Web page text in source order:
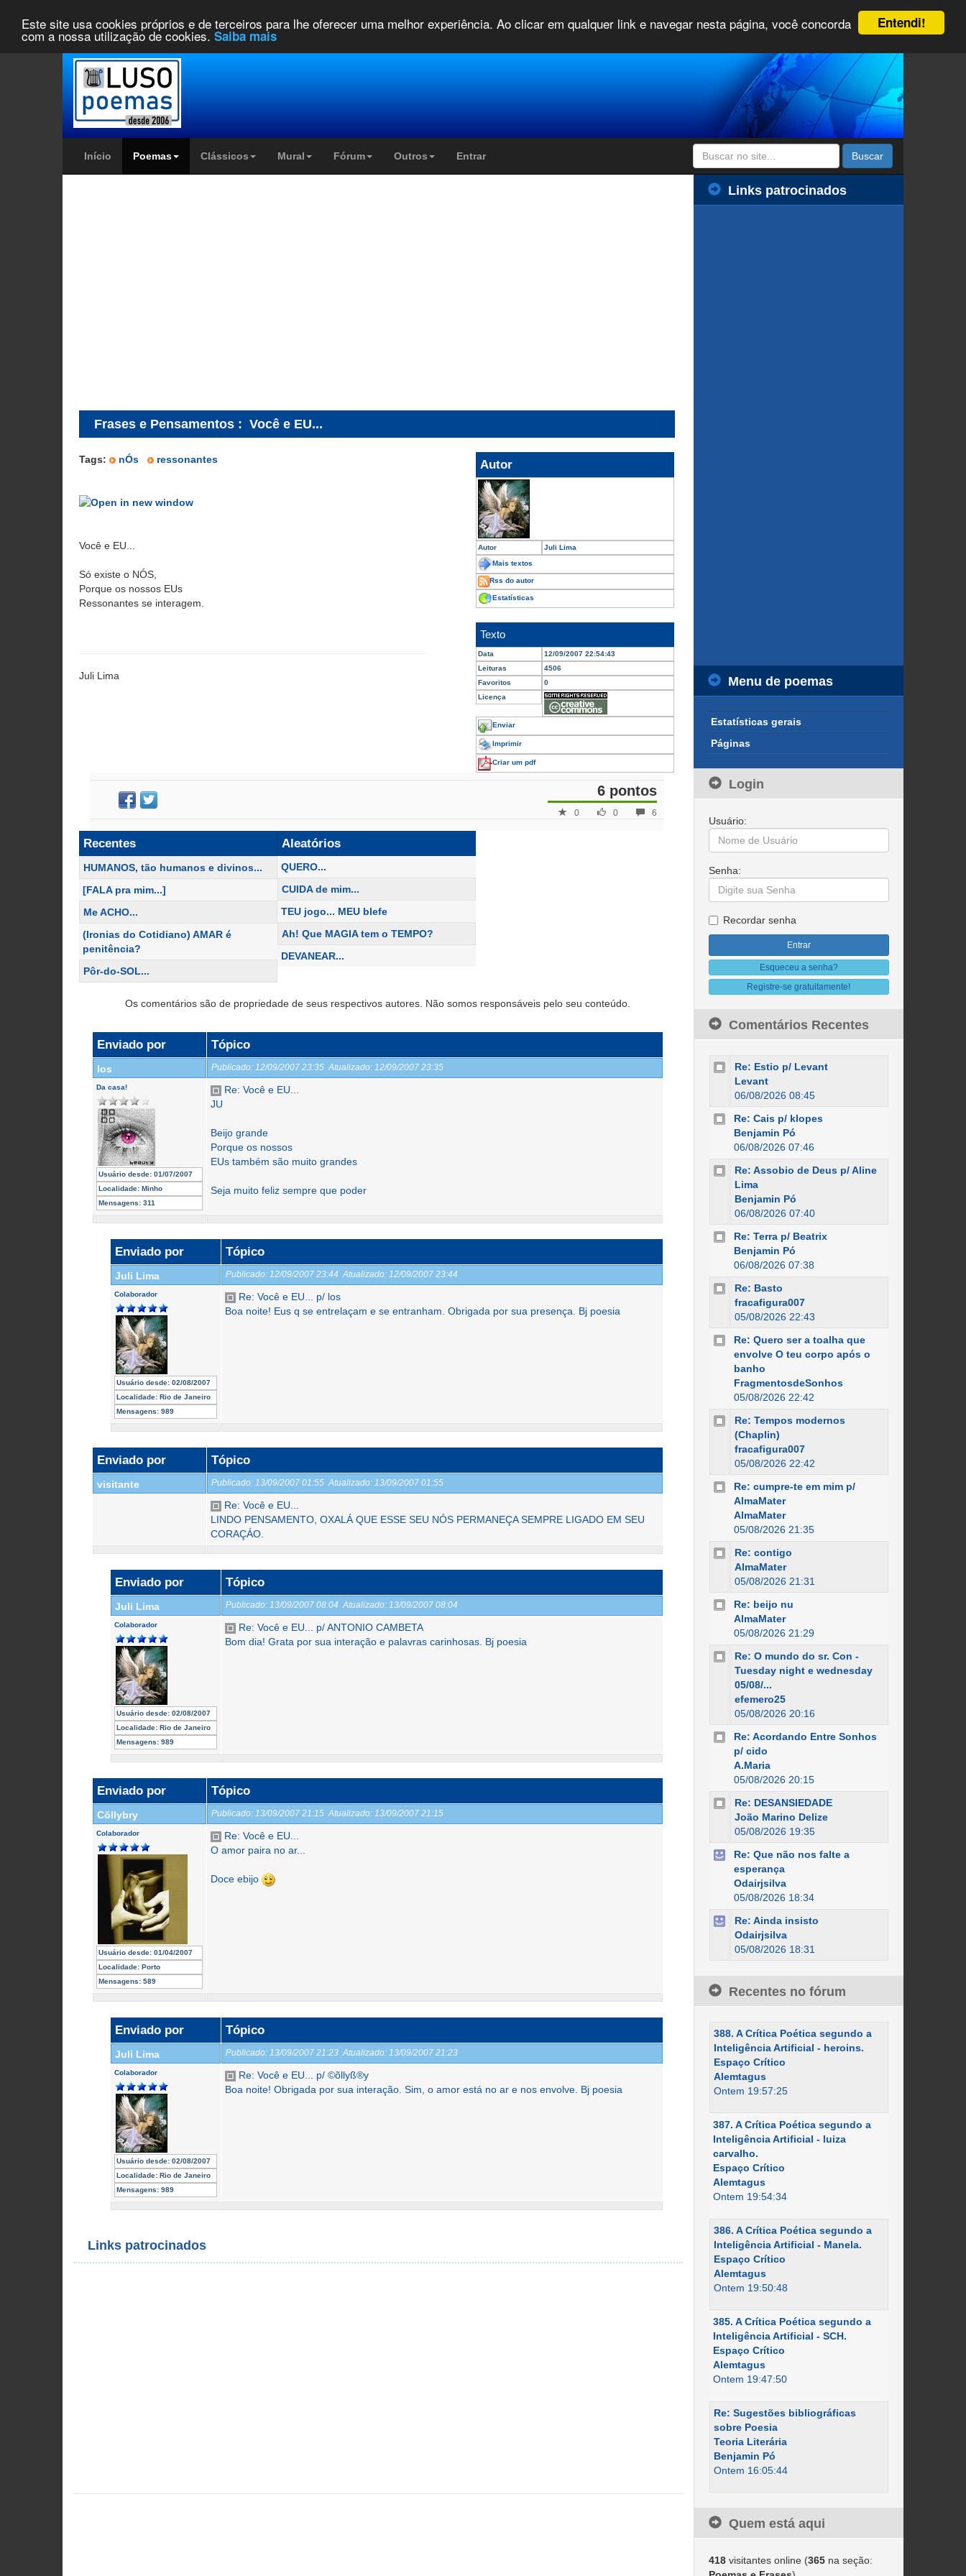
Entendi!
Este site usa cookies próprios e de terceiros para lhe oferecer uma melhor experiência. Ao clicar em qualquer link e navegar nesta página, você concorda
com a nossa utilização de cookies. Saiba mais
Início Poemas Clássicos Mural Fórum Outros Entrar Buscar
Frases e Pensamentos : Você e EU...
Tags: nÓs ressonantes
Você e EU...
Só existe o NÓS,
Porque os nossos EUs
Ressonantes se interagem.
Juli Lima
Autor
Autor Juli Lima
Mais textos
Rss do autor
Estatísticas
Texto
Data
12/09/2007 22:54:43
Leituras
4506
Favoritos
0
Licença
Enviar
Imprimir
Criar um pdf
6 pontos
6
0
0
Recentes
HUMANOS, tão humanos e divinos...
[FALA pra mim...]
Me ACHO...
(Ironias do Cotidiano) AMAR é
penitência?
Pôr-do-SOL...
Aleatórios
QUERO...
CUIDA de mim...
TEU jogo... MEU blefe
Ah! Que MAGIA tem o TEMPO?
DEVANEAR...
Os comentários são de propriedade de seus respectivos autores. Não somos responsáveis pelo seu conteúdo.
Enviado por Tópico
los Publicado: 12/09/2007 23:35 Atualizado: 12/09/2007 23:35
Da casa!
Usuário desde: 01/07/2007
Localidade: Minho
Mensagens: 311
Re: Você e EU...
JU
Beijo grande
Porque os nossos
EUs também são muito grandes
Seja muito feliz sempre que poder
Enviado por Tópico
Juli Lima Publicado: 12/09/2007 23:44 Atualizado: 12/09/2007 23:44
Colaborador
Usuário desde: 02/08/2007
Localidade: Rio de Janeiro
Mensagens: 989
Re: Você e EU... p/ los
Boa noite! Eus q se entrelaçam e se entranham. Obrigada por sua presença. Bj poesia
Enviado por Tópico
visitante Publicado: 13/09/2007 01:55 Atualizado: 13/09/2007 01:55
Re: Você e EU...
LINDO PENSAMENTO, OXALÁ QUE ESSE SEU NÓS PERMANEÇA SEMPRE LIGADO EM SEU
CORAÇÁO.
Enviado por Tópico
Juli Lima Publicado: 13/09/2007 08:04 Atualizado: 13/09/2007 08:04
Colaborador
Usuário desde: 02/08/2007
Localidade: Rio de Janeiro
Mensagens: 989
Re: Você e EU... p/ ANTONIO CAMBETA
Bom dia! Grata por sua interação e palavras carinhosas. Bj poesia
Enviado por Tópico
Cõllybry Publicado: 13/09/2007 21:15 Atualizado: 13/09/2007 21:15
Colaborador
Usuário desde: 01/04/2007
Localidade: Porto
Mensagens: 589
Re: Você e EU...
O amor paira no ar...
Doce ebijo
Enviado por Tópico
Juli Lima Publicado: 13/09/2007 21:23 Atualizado: 13/09/2007 21:23
Colaborador
Usuário desde: 02/08/2007
Localidade: Rio de Janeiro
Mensagens: 989
Re: Você e EU... p/ ©õllyß®y
Boa noite! Obrigada por sua interação. Sim, o amor está no ar e nos envolve. Bj poesia
Links patrocinados
Links patrocinados
Menu de poemas
Estatísticas gerais
Páginas
Login
Usuário:
Senha:
Recordar senha
Esqueceu a senha?
Registre-se gratuitamente!
Comentários Recentes
Re: Estio p/ Levant
Levant
06/08/2026 08:45
Re: Cais p/ klopes
Benjamin Pó
06/08/2026 07:46
Re: Assobio de Deus p/ Aline
Lima
Benjamin Pó
06/08/2026 07:40
Re: Terra p/ Beatrix
Benjamin Pó
06/08/2026 07:38
Re: Basto
fracafigura007
05/08/2026 22:43
Re: Quero ser a toalha que
envolve O teu corpo após o
banho
FragmentosdeSonhos
05/08/2026 22:42
Re: Tempos modernos
(Chaplin)
fracafigura007
05/08/2026 22:42
Re: cumpre-te em mim p/
AlmaMater
AlmaMater
05/08/2026 21:35
Re: contigo
AlmaMater
05/08/2026 21:31
Re: beijo nu
AlmaMater
05/08/2026 21:29
Re: O mundo do sr. Con -
Tuesday night e wednesday
05/08/...
efemero25
05/08/2026 20:16
Re: Acordando Entre Sonhos
p/ cido
A.Maria
05/08/2026 20:15
Re: DESANSIEDADE
João Marino Delize
05/08/2026 19:35
Re: Que não nos falte a
esperança
Odairjsilva
05/08/2026 18:34
Re: Ainda insisto
Odairjsilva
05/08/2026 18:31
Recentes no fórum
388. A Crítica Poética segundo a
Inteligência Artificial - heroins.
Espaço Crítico
Alemtagus
Ontem 19:57:25
387. A Crítica Poética segundo a
Inteligência Artificial - luiza
carvalho.
Espaço Crítico
Alemtagus
Ontem 19:54:34
386. A Crítica Poética segundo a
Inteligência Artificial - Manela.
Espaço Crítico
Alemtagus
Ontem 19:50:48
385. A Crítica Poética segundo a
Inteligência Artificial - SCH.
Espaço Crítico
Alemtagus
Ontem 19:47:50
Re: Sugestões bibliográficas
sobre Poesia
Teoria Literária
Benjamin Pó
Ontem 16:05:44
Quem está aqui
418visitantes online (365na seção: